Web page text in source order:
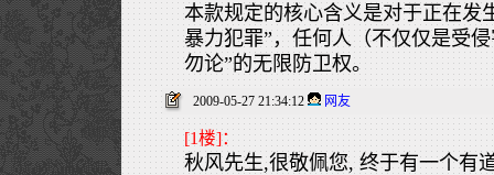
本款规定的核心含义是对于正在发
暴力犯罪”，任何人（不仅仅是受
勿论”的无限防卫权。
2009-05-27 21:34:12 网友
[1楼]：
秋风先生,很敬佩您, 终于有一个有